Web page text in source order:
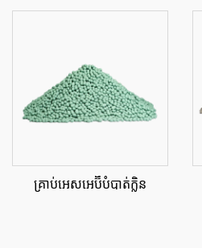
គ្រាប់អេសអេប៊ីបំបាត់ក្លិន